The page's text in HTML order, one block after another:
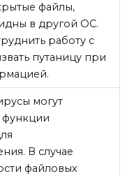
файлы,
в другой ОС.
работу с
путаницу при
могут
функции
В случае
файловых